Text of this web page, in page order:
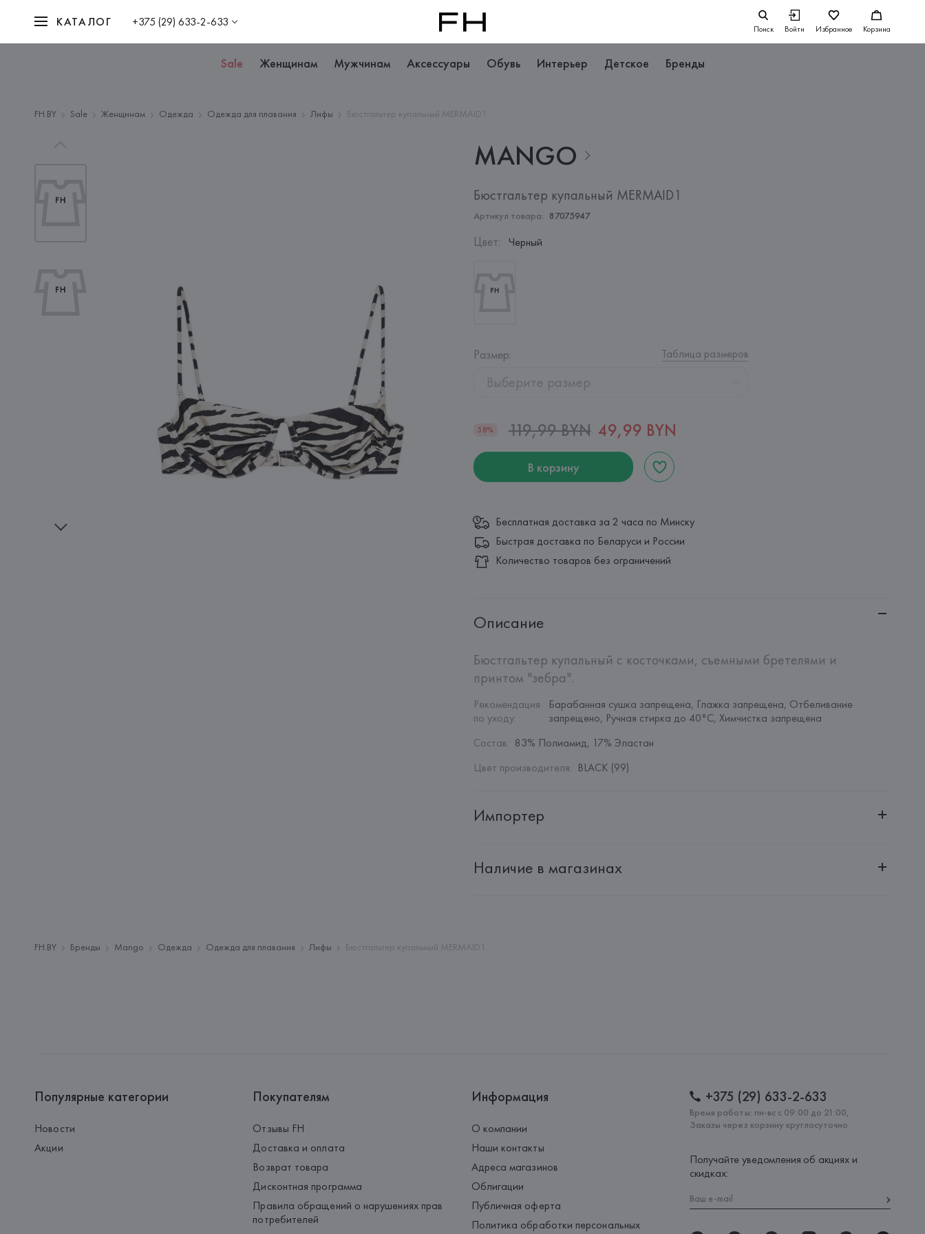
КАТАЛОГ +375 (29) 633-2-633 Поиск Войти Избранное Корзина
Sale Женщинам Мужчинам Аксессуары Обувь Интерьер Детское Бренды
FH.BY Sale Женщинам Одежда Одежда для плавания Лифы Бюстгальтер купальный MERMAID1
MANGO
Бюстгальтер купальный MERMAID1
Артикул товара: 87075947
Цвет: Черный
Размер: Таблица размеров
Выберите размер
58% 119,99 BYN 49,99 BYN
В корзину
Бесплатная доставка за 2 часа по Минску
Быстрая доставка по Беларуси и России
Количество товаров без ограничений
Описание
Бюстгальтер купальный с косточками, съемными бретелями и
принтом "зебра".
Рекомендация
по уходу:
Барабанная сушка запрещена, Глажка запрещена, Отбеливание
запрещено, Ручная стирка до 40°C, Химчистка запрещена
Состав: 83% Полиамид, 17% Эластан
Цвет производителя: BLACK (99)
Импортер
Адрес: Республика Беларусь, 220030, г. Минск, ул. Немига, 5, пом. 39, ком. 1
Страна происхождения товара:
Наличие в магазинах
FH.BY Бренды Mango Одежда Одежда для плавания Лифы Бюстгальтер купальный MERMAID1
Популярные категории
Новости
Акции
Покупателям
Отзывы FH
Доставка и оплата
Возврат товара
Дисконтная программа
Правила обращений о нарушениях прав
потребителей
Информация
О компании
Наши контакты
Адреса магазинов
Облигации
Публичная оферта
Политика обработки персональных
+375 (29) 633-2-633
Время работы: пн-вс с 09:00 до 21:00,
Заказы через корзину круглосуточно
Получайте уведомления об акциях и
скидках: